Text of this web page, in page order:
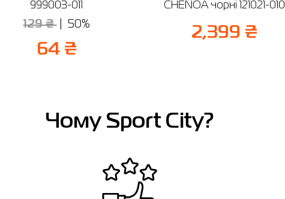
999003-011
129 ₴ 50%
64 ₴
CHENOA чорні 121021-010
2,399 ₴
Чому Sport City?